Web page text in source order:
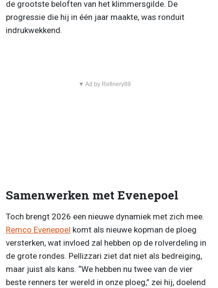
de grootste beloften van het klimmersgilde. De
progressie die hij in één jaar maakte, was ronduit
indrukwekkend.
▼ Ad by Refinery89
Samenwerken met Evenepoel
Toch brengt 2026 een nieuwe dynamiek met zich mee.
Remco Evenepoel komt als nieuwe kopman de ploeg
versterken, wat invloed zal hebben op de rolverdeling in
de grote rondes. Pellizzari ziet dat niet als bedreiging,
maar juist als kans. “We hebben nu twee van de vier
beste renners ter wereld in onze ploeg,” zei hij, doelend